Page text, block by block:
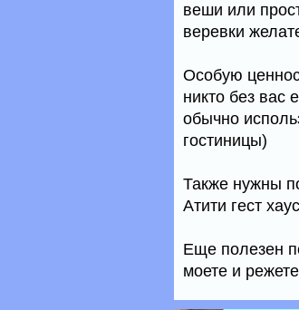
веши или
веревки
Особую
никто без вас
обычно
гостиницы)
Также нужны
Атити гест
Еще полезен
моете и